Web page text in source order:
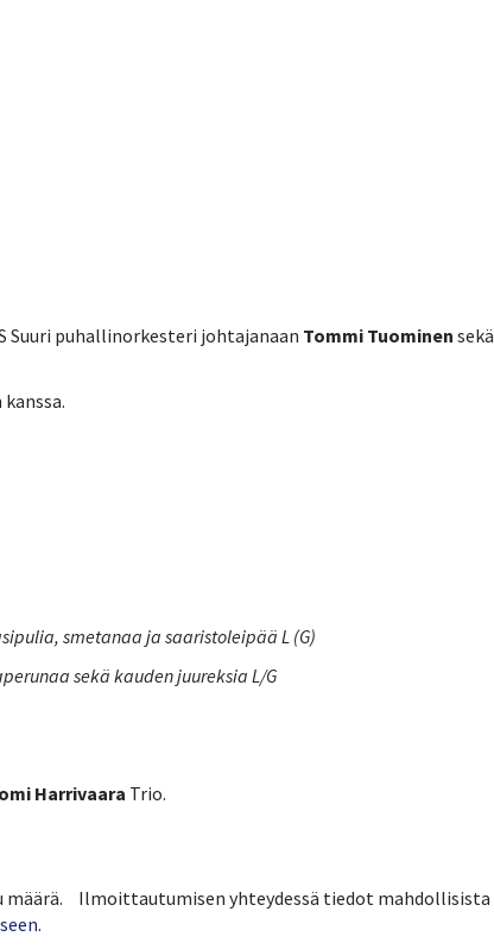
Suuri puhallinorkesteri johtajanaan Tommi Tuominen sekä
smetanaa ja saaristoleipää L (G)
sekä kauden juureksia L/G
Harrivaara Trio.
määrä. Ilmoittautumisen yhteydessä tiedot mahdollisista
.